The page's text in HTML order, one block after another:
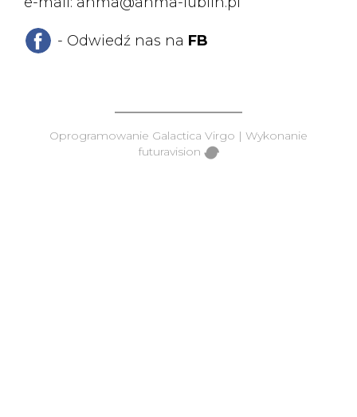
- Odwiedź nas na FB
Oprogramowanie Galactica Virgo | Wykonanie
futuravision